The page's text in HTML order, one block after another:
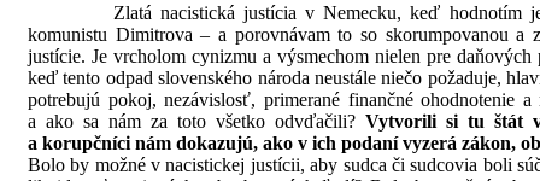
Zlatá nacistická justícia v Nemecku, keď hodnotím
komunistu Dimitrova – a porovnávam to so skorumpovanou a
justície. Je vrcholom cynizmu a výsmechom nielen pre
keď tento odpad slovenského národa neustále niečo požaduje,
potrebujú pokoj, nezávislosť, primerané finančné ohodnotenie
a ako sa nám za toto všetko odvďačili? Vytvorili si tu štát
a korupčníci nám dokazujú, ako v ich podaní vyzerá zákon,
Bolo by možné v nacistickej justícii, aby sudca či sudcovia boli